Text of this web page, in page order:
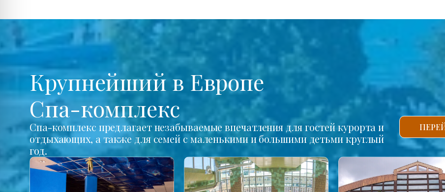
Крупнейший в Европе
Спа-комплекс
Спа-комплекс предлагает незабываемые впечатления для гостей курорта и
отдыхающих, а также для семей с маленькими и большими детьми круглый
год.